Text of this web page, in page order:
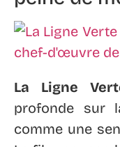
La Ligne
profonde sur
comme une